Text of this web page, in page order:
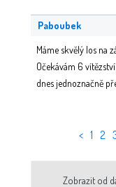
Paboubek
Máme skvělý los na
Očekávám 6
dnes jednoznačně
< 1 2
Zobrazit od